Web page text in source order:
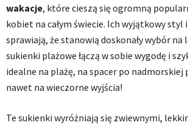
wakacje, które cieszą się ogromną
kobiet na całym świecie. Ich wyjątkowy styl
sprawiają, że stanowią doskonały wybór na
sukienki plażowe łączą w sobie wygodę i
idealne na plażę, na spacer po nadmorskiej
nawet na wieczorne wyjścia!
Te sukienki wyróżniają się zwiewnymi,